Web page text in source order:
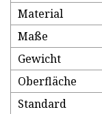
Material
Maße
Gewicht
Oberfläche
Standard